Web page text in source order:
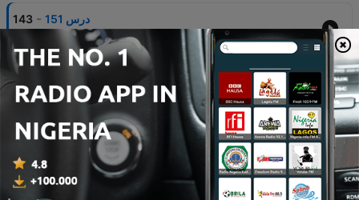
143 - درس 151
142 - درس 150
23 Jul 2021
141 - درس 149 - اسماء العدد
23 Jul 2021
140 -
23 Jul 2021